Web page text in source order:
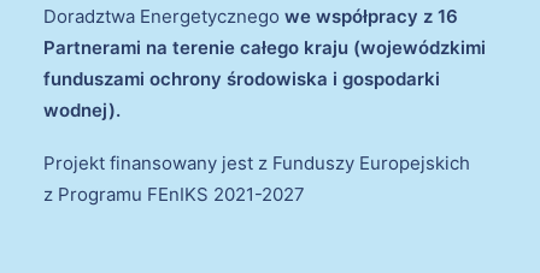
Doradztwa Energetycznego we współpracy z 16
Partnerami na terenie całego kraju (wojewódzkimi
funduszami ochrony środowiska i gospodarki
wodnej).
Projekt finansowany jest z Funduszy Europejskich
z Programu FEnIKS 2021-2027